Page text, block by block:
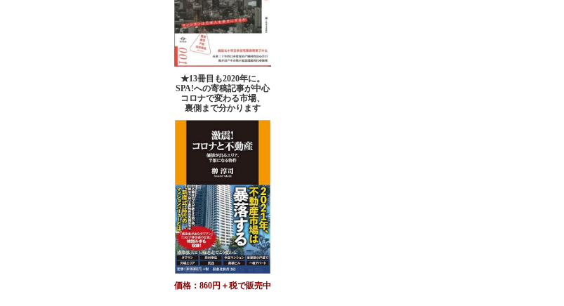
★13冊目も2020年に。
SPA!への寄稿記事が中心
コロナで変わる市場、
裏側まで分かります
価格：860円＋税で販売中